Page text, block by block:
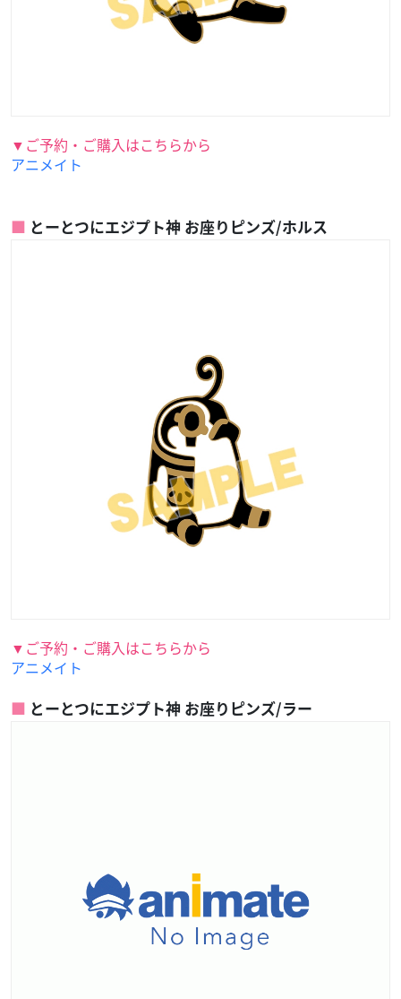
▼ご予約・ご購入はこちらから
アニメイト
とーとつにエジプト神 お座りピンズ/ホルス
▼ご予約・ご購入はこちらから
アニメイト
とーとつにエジプト神 お座りピンズ/ラー